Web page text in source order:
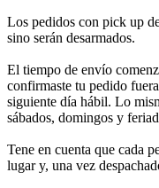
Los pedidos con pick up
sino serán desarmados.
El tiempo de envío
confirmaste tu pedido
siguiente día hábil. Lo
sábados, domingos y
Tene en cuenta que cada
lugar y, una vez